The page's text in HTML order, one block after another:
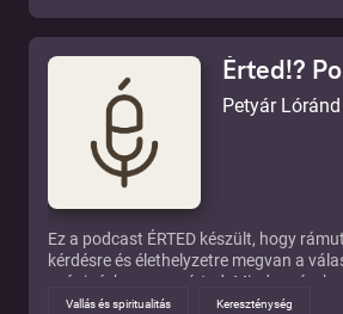
Érted!?
Petyár
Ez a podcast ÉRTED készült, hogy
kérdésre és élethelyzetre megvan a
szánj rá, hogy megértsd. Minden
nélkül beszélni hitről, életről,
Vallás és spiritualitás Kereszténység